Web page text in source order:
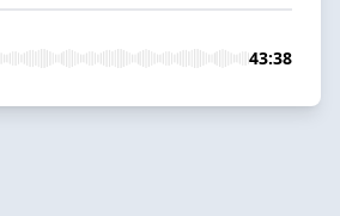
43:38